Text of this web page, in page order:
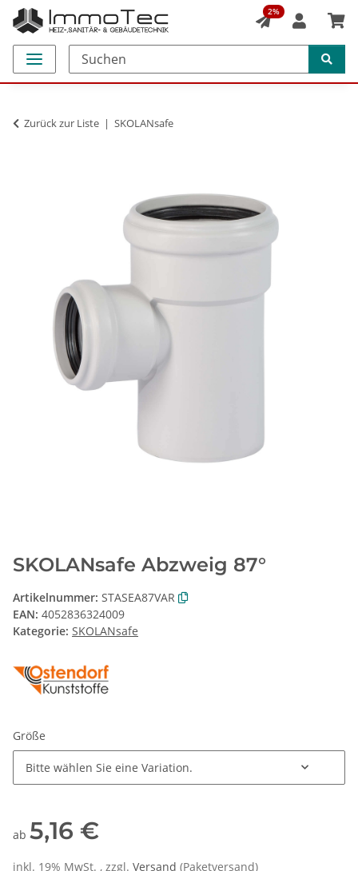
2%
Zurück zur Liste SKOLANsafe
SKOLANsafe Abzweig 87°
Artikelnummer: STASEA87VAR
EAN: 4052836324009
Kategorie: SKOLANsafe
Größe
Bitte wählen Sie eine Variation.
ab 5,16 €
inkl. 19% MwSt. , zzgl. Versand (Paketversand)